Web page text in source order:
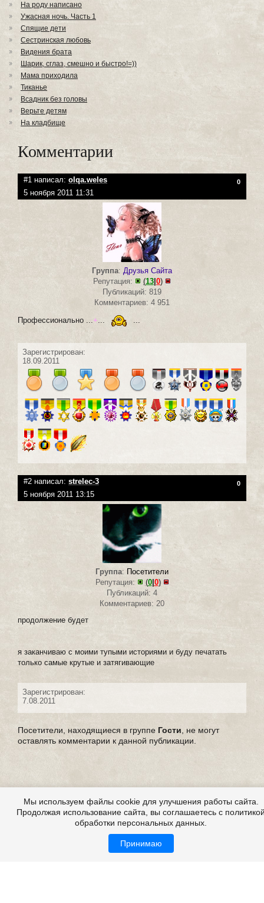
На роду написано
Ужасная ночь. Часть 1
Спящие дети
Сестринская любовь
Видения брата
Шарик, сглаз, смешно и быстро!=))
Мама приходила
Тиканье
Всадник без головы
Верьте детям
На кладбище
Комментарии
#1 написал: olqa.weles 0
5 ноября 2011 11:31
Группа: Друзья Сайта
Репутация:
(13 0)
Публикаций: 819
Комментариев: 4 951
Профессионально ...+... ...
Зарегистрирован:
18.09.2011
#2 написал: strelec-3 0
5 ноября 2011 13:15
Группа: Посетители
Репутация:
(0| 0)
Публикаций: 4
Комментариев: 20
продолжение будет
я заканчиваю с моими тупыми историями и буду печатать
только самые крутые и затягивающие
Зарегистрирован:
7.08.2011
Посетители, находящиеся в группе Гости , не могут
оставлять комментарии к данной публикации.
Мы используем файлы cookie для улучшения работы сайта.
Продолжая использование сайта, вы соглашаетесь с
обработки персональных данных.
Принимаю